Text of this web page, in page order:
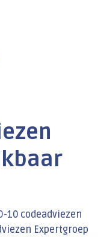
10 codeadviezen
Expertgroep